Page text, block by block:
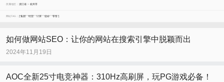
所属地区： 浙江省> 杭州市
网站TAG： ["集团" "经营" "计算" "使命" "零售"]
如何做网站SEO：让你的网站在搜索引擎中脱颖而出
2024年11月19日
AOC全新25寸电竞神器：310Hz高刷屏，玩PG游戏必备！